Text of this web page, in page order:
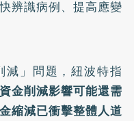
辨識病例、提高應變
減」問題，紐波特指
金削減影響可能還需
縮減已衝擊整體人道